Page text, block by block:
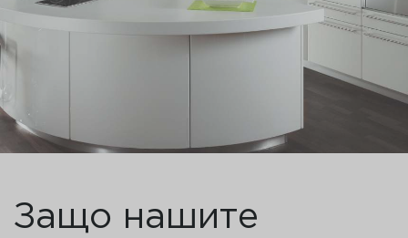
Защо нашите